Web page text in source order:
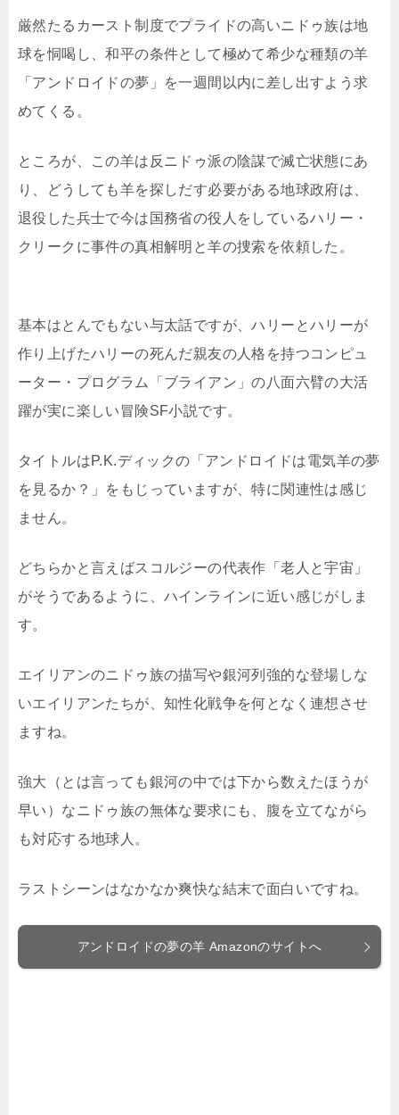
厳然たるカースト制度でプライドの高いニドゥ族は地
球を恫喝し、和平の条件として極めて希少な種類の羊
「アンドロイドの夢」を一週間以内に差し出すよう求
めてくる。
ところが、この羊は反ニドゥ派の陰謀で滅亡状態にあ
り、どうしても羊を探しだす必要がある地球政府は、
退役した兵士で今は国務省の役人をしているハリー・
クリークに事件の真相解明と羊の捜索を依頼した。
基本はとんでもない与太話ですが、ハリーとハリーが
作り上げたハリーの死んだ親友の人格を持つコンピュ
ーター・プログラム「ブライアン」の八面六臂の大活
躍が実に楽しい冒険SF小説です。
タイトルはP.K.ディックの「アンドロイドは電気羊の夢
を見るか？」をもじっていますが、特に関連性は感じ
ません。
どちらかと言えばスコルジーの代表作「老人と宇宙」
がそうであるように、ハインラインに近い感じがしま
す。
エイリアンのニドゥ族の描写や銀河列強的な登場しな
いエイリアンたちが、知性化戦争を何となく連想させ
ますね。
強大（とは言っても銀河の中では下から数えたほうが
早い）なニドゥ族の無体な要求にも、腹を立てながら
も対応する地球人。
ラストシーンはなかなか爽快な結末で面白いですね。
アンドロイドの夢の羊 Amazonのサイトへ